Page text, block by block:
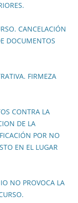
CANCELACIÓN
DOCUMENTOS
FIRMEZA
CONTRA LA
DE LA
POR NO
EN EL LUGAR
NO PROVOCA LA